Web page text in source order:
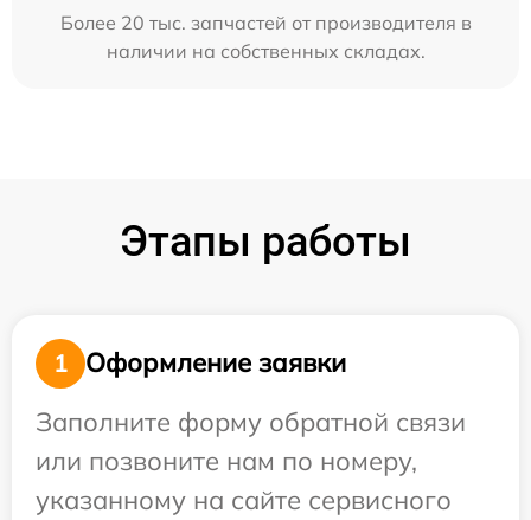
Более 20 тыс. запчастей от производителя в
наличии на собственных складах.
Этапы работы
1
Оформление заявки
Заполните форму обратной связи
или позвоните нам по номеру,
указанному на сайте сервисного